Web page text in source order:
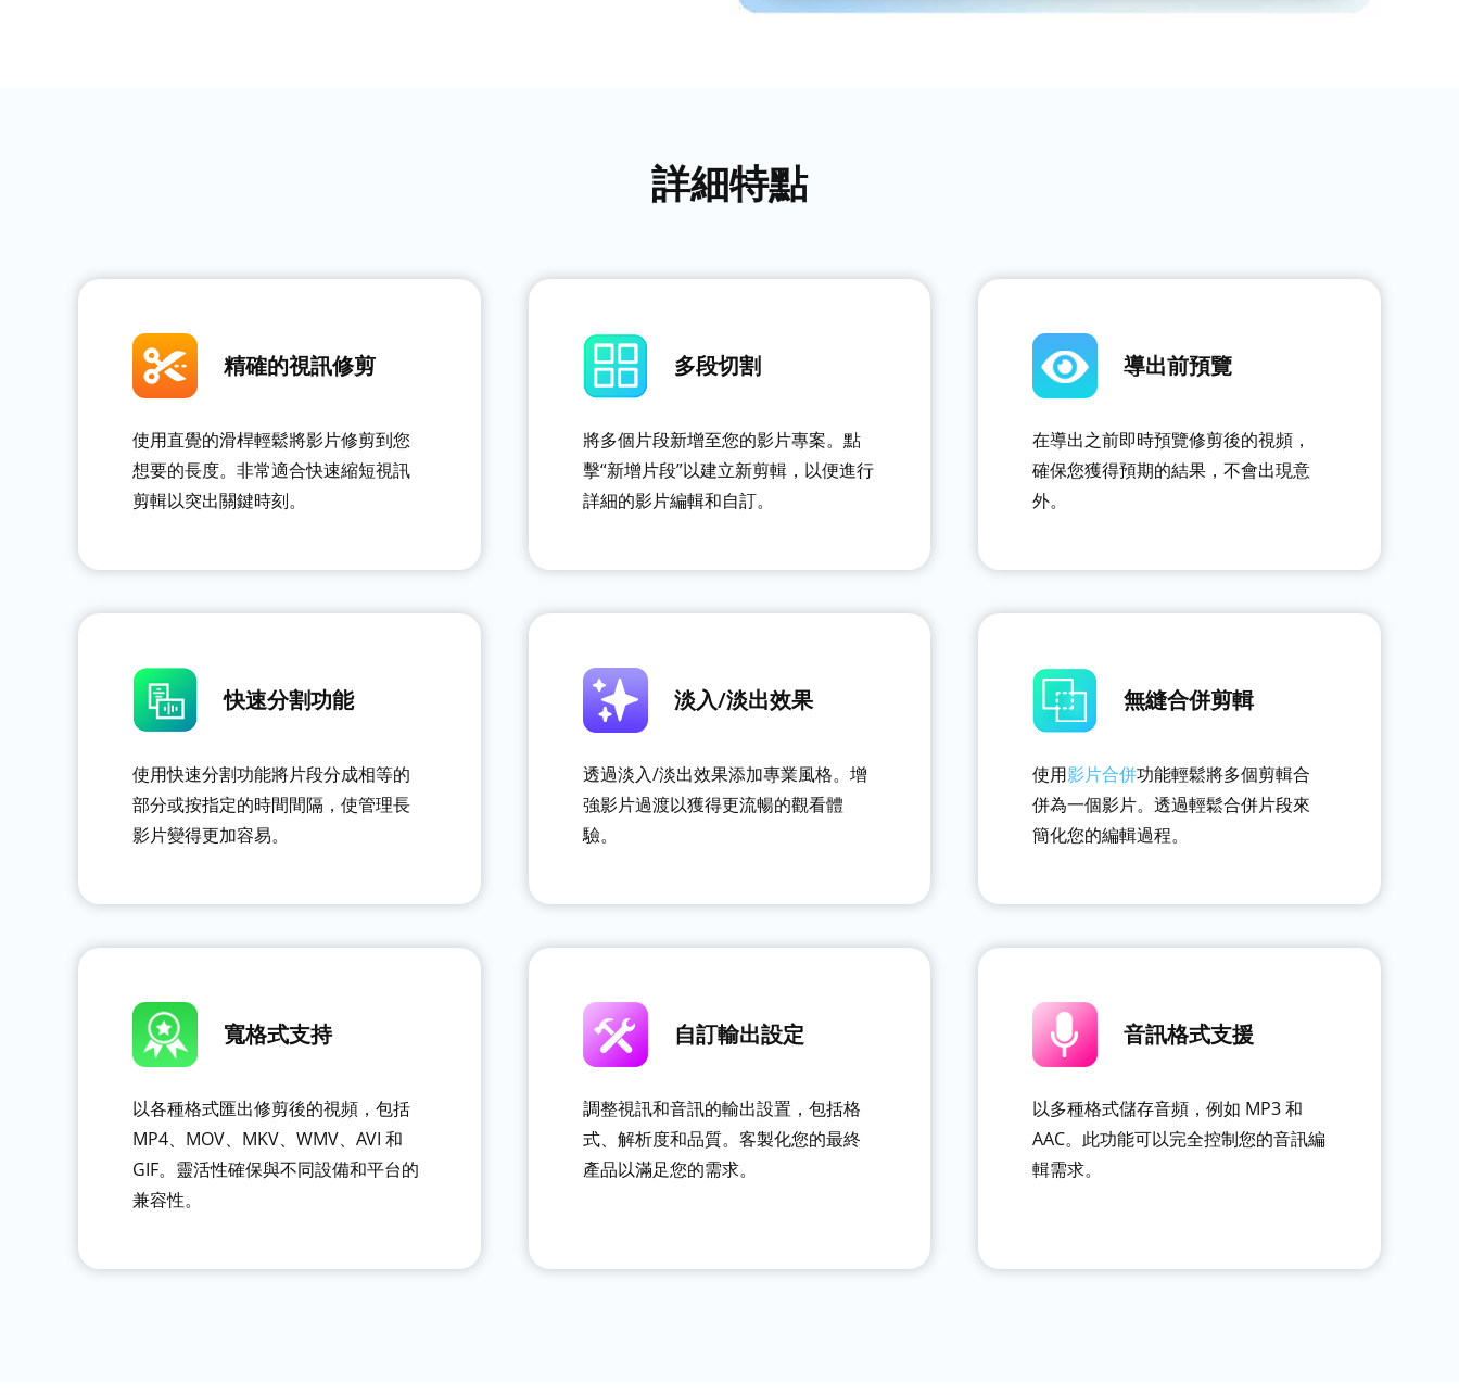
詳細特點
精確的視訊修剪
使用直覺的滑桿輕鬆將影片修剪到您
想要的長度。非常適合快速縮短視訊
剪輯以突出關鍵時刻。
多段切割
將多個片段新增至您的影片專案。點
擊“新增片段”以建立新剪輯，以便進行
詳細的影片編輯和自訂。
導出前預覽
在導出之前即時預覽修剪後的視頻，
確保您獲得預期的結果，不會出現意
外。
快速分割功能
使用快速分割功能將片段分成相等的
部分或按指定的時間間隔，使管理長
影片變得更加容易。
淡入/淡出效果
透過淡入/淡出效果添加專業風格。增
強影片過渡以獲得更流暢的觀看體
驗。
無縫合併剪輯
使用影片合併功能輕鬆將多個剪輯合
併為一個影片。透過輕鬆合併片段來
簡化您的編輯過程。
寬格式支持
以各種格式匯出修剪後的視頻，包括
MP4、MOV、MKV、WMV、AVI 和
GIF。靈活性確保與不同設備和平台的
兼容性。
自訂輸出設定
調整視訊和音訊的輸出設置，包括格
式、解析度和品質。客製化您的最終
產品以滿足您的需求。
音訊格式支援
以多種格式儲存音頻，例如 MP3 和
AAC。此功能可以完全控制您的音訊編
輯需求。